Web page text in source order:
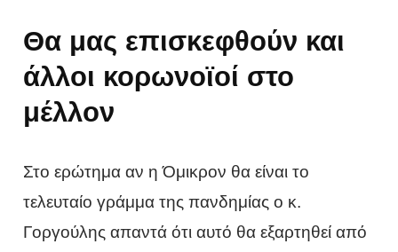
Θα μας επισκεφθούν και
άλλοι κορωνοϊοί στο
μέλλον
Στο ερώτημα αν η Όμικρον θα είναι το
τελευταίο γράμμα της πανδημίας ο κ.
Γοργούλης απαντά ότι αυτό θα εξαρτηθεί από